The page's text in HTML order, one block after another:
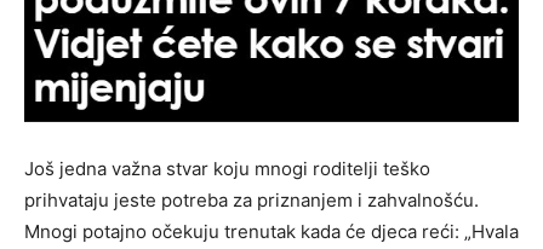
Još jedna važna stvar koju mnogi roditelji teško
prihvataju jeste potreba za priznanjem i zahvalnošću.
Mnogi potajno očekuju trenutak kada će djeca reći: „Hvala